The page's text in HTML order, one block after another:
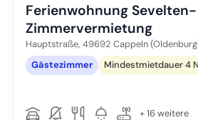
Ferienwohnung Sevelten-
Zimmervermietung
Hauptstraße, 49692 Cappeln
Gästezimmer
Mindestmietdauer 4
+ 16 weitere